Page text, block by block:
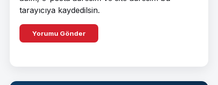
tarayıcıya kaydedilsin.